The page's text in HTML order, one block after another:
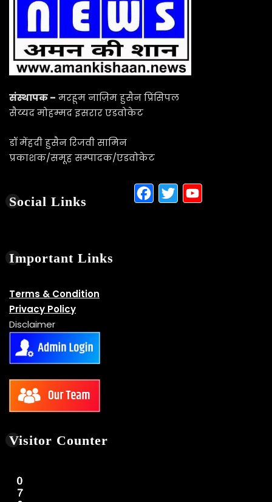
संस्थापक – मरहूम नाज़िम हुसैन प्रिंसिपल
सैय्यद मोहम्मद इसरार एडवोकेट
डॉ मेंहदी हुसैन रिजवी सामिन
प्रकाशक/समूह सम्पादक/एडवोकेट
Social Links Facebook
Twitter
Important Links
Terms & Condition
Privacy Policy
Disclaimer
Visitor Counter